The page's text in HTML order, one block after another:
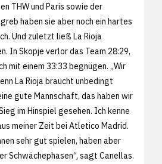
THW und Paris sowie der
haben sie aber noch ein hartes
Und zuletzt ließ La Rioja
In Skopje verlor das Team 28:29,
mit einem 33:33 begnügen. „Wir
La Rioja braucht unbedingt
gute Mannschaft, das haben wir
im Hinspiel gesehen. Ich kenne
meiner Zeit bei Atletico Madrid.
sehr gut spielen, haben aber
Schwächephasen“, sagt Canellas.